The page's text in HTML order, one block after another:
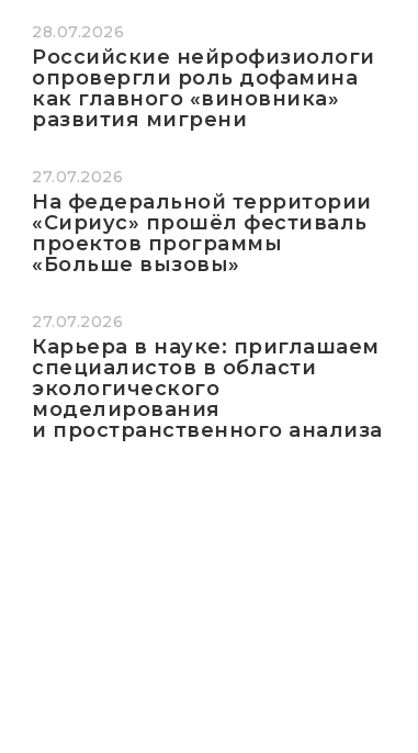
28.07.2026
Российские нейрофизиологи
опровергли роль дофамина
как главного «виновника»
развития мигрени
27.07.2026
На федеральной территории
«Сириус» прошёл фестиваль
проектов программы
«Больше вызовы»
27.07.2026
Карьера в науке: приглашаем
специалистов в области
экологического
моделирования
и пространственного анализа